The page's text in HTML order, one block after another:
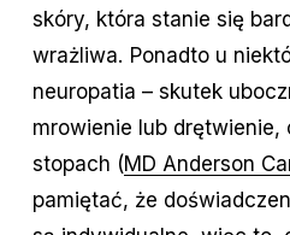
skóry, która stanie się
wrażliwa. Ponadto u
neuropatia – skutek
mrowienie lub drętwienie,
stopach (MD Anderson
pamiętać, że